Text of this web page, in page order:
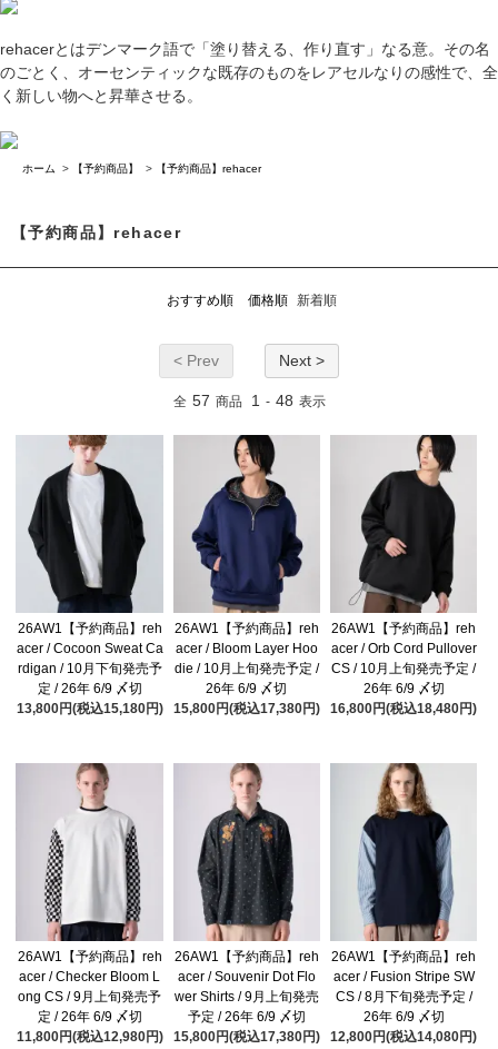
rehacerとはデンマーク語で「塗り替える、作り直す」なる意。その名
のごとく、オーセンティックな既存のものをレアセルなりの感性で、全
く新しい物へと昇華させる。
ホーム > 【予約商品】 > 【予約商品】rehacer
【予約商品】rehacer
おすすめ順 価格順 新着順
< Prev Next >
全 57 商品 1 - 48 表示
26AW1【予約商品】reh
acer / Cocoon Sweat Ca
rdigan / 10月下旬発売予
定 / 26年 6/9 〆切
13,800円(税込15,180円)
26AW1【予約商品】reh
acer / Bloom Layer Hoo
die / 10月上旬発売予定 /
26年 6/9 〆切
15,800円(税込17,380円)
26AW1【予約商品】reh
acer / Orb Cord Pullover
CS / 10月上旬発売予定 /
26年 6/9 〆切
16,800円(税込18,480円)
26AW1【予約商品】reh
acer / Checker Bloom L
ong CS / 9月上旬発売予
定 / 26年 6/9 〆切
11,800円(税込12,980円)
26AW1【予約商品】reh
acer / Souvenir Dot Flo
wer Shirts / 9月上旬発売
予定 / 26年 6/9 〆切
15,800円(税込17,380円)
26AW1【予約商品】reh
acer / Fusion Stripe SW
CS / 8月下旬発売予定 /
26年 6/9 〆切
12,800円(税込14,080円)